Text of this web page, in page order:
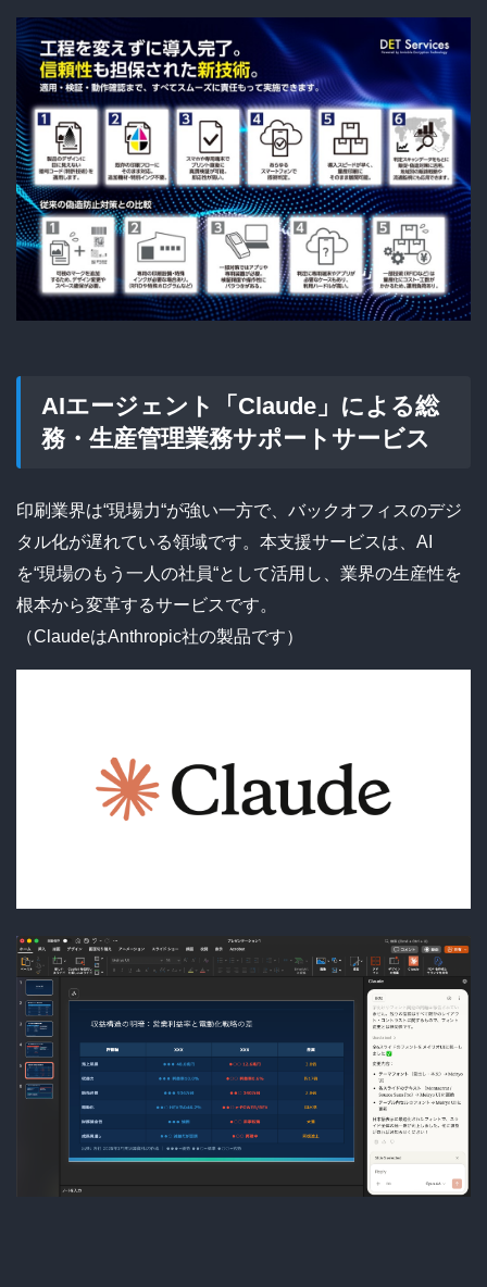
AIエージェント「Claude」による総
務・生産管理業務サポートサービス
印刷業界は“現場力“が強い一方で、バックオフィスのデジ
タル化が遅れている領域です。 本支援サービスは、AI
を“現場のもう一人の社員“として活用し、業界の生産性を
根本から変革するサービスです。
（ClaudeはAnthropic社の製品です）